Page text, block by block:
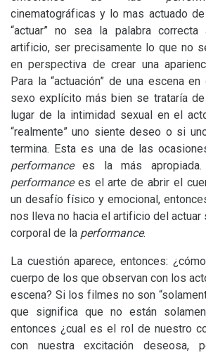
cinematográficas y lo mas actuado
“actuar” no sea la palabra correcta
artificio, ser precisamente lo que no
en perspectiva de crear una
Para la “actuación” de una escena
sexo explícito más bien se trataría de
lugar de la intimidad sexual en el
“realmente” uno siente deseo o si
termina. Esta es una de las
performancees la más
performancees el arte de abrir el
un desafío físico y emocional,
nos lleva no hacia el artificio del
corporal de la performance.
La cuestión aparece, entonces:
cuerpo de los que observan con los
escena? Si los filmes no son
que significa que no están
entonces ¿cual es el rol de nuestro
con nuestra excitación deseosa,